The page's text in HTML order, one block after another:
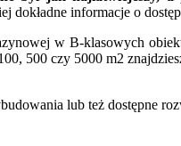
dokładne informacje o
w B-klasowych
500 czy 5000 m2
lub też dostępne